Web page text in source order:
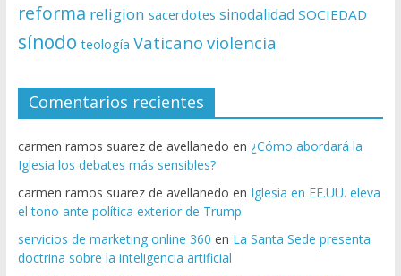
reforma religion sacerdotes sinodalidad SOCIEDAD
sínodo teología Vaticano violencia
Comentarios recientes
carmen ramos suarez de avellanedo en ¿Cómo abordará la
Iglesia los debates más sensibles?
carmen ramos suarez de avellanedo en Iglesia en EE.UU. eleva
el tono ante política exterior de Trump
servicios de marketing online 360 en La Santa Sede presenta
doctrina sobre la inteligencia artificial